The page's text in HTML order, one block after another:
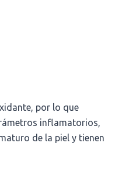
por lo que
inflamatorios,
de la piel y tienen